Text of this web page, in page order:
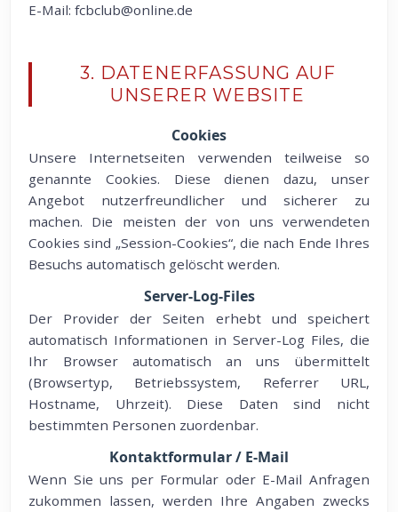
E-Mail: fcbclub@online.de
3. DATENERFASSUNG AUF
UNSERER WEBSITE
Cookies
Unsere Internetseiten verwenden teilweise so
genannte Cookies. Diese dienen dazu, unser
Angebot nutzerfreundlicher und sicherer zu
machen. Die meisten der von uns verwendeten
Cookies sind „Session-Cookies“, die nach Ende Ihres
Besuchs automatisch gelöscht werden.
Server-Log-Files
Der Provider der Seiten erhebt und speichert
automatisch Informationen in Server-Log Files, die
Ihr Browser automatisch an uns übermittelt
(Browsertyp, Betriebssystem, Referrer URL,
Hostname, Uhrzeit). Diese Daten sind nicht
bestimmten Personen zuordenbar.
Kontaktformular / E-Mail
Wenn Sie uns per Formular oder E-Mail Anfragen
zukommen lassen, werden Ihre Angaben zwecks